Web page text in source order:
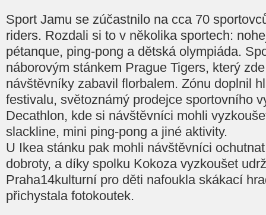
Sport Jamu se zúčastnilo na cca 70
riders. Rozdali si to v několika sportech:
pétanque, ping-pong a dětská olympiáda.
náborovým stánkem Prague Tigers, který
návštěvníky zabavil florbalem. Zónu doplnil
festivalu, světoznámý prodejce sportovního
Decathlon, kde si návštěvníci mohli
slackline, mini ping-pong a jiné aktivity.
U Ikea stánku pak mohli návštěvníci
dobroty, a díky spolku Kokoza vyzkoušet
Praha14kulturní pro děti nafoukla skákací
přichystala fotokoutek.